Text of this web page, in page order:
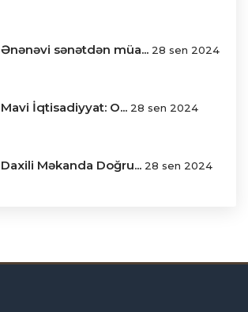
Ənənəvi sənətdən müa... 28 sen 2024
Mavi İqtisadiyyat: O... 28 sen 2024
Daxili Məkanda Doğru... 28 sen 2024